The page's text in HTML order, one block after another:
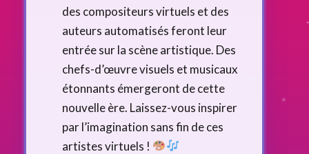
des compositeurs virtuels et des
auteurs automatisés feront leur
entrée sur la scène artistique. Des
chefs-d’œuvre visuels et musicaux
étonnants émergeront de cette
nouvelle ère. Laissez-vous inspirer
par l’imagination sans fin de ces
artistes virtuels !